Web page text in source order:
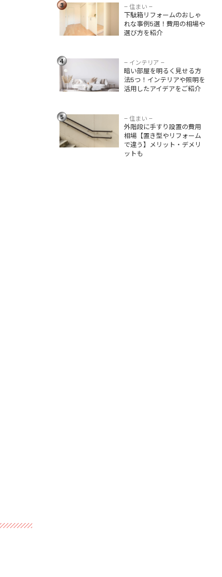
3
選！費用の相場や
選び方を紹介
– 住まい –
下駄箱リフォームのおしゃ
れな事例5選！費用の相場や
選び方を紹介
4
暗い部屋を明るく
ンテリアや照明を
活用したアイデア
をご紹介
– インテリア –
暗い部屋を明るく見せる方
法5つ！インテリアや照明を
活用したアイデアをご紹介
5
外階段に手すり設
き型やリフォーム
で違う】メリッ
ト・デメリットも
– 住まい –
外階段に手すり設置の費用
相場【置き型やリフォーム
で違う】メリット・デメリ
ットも